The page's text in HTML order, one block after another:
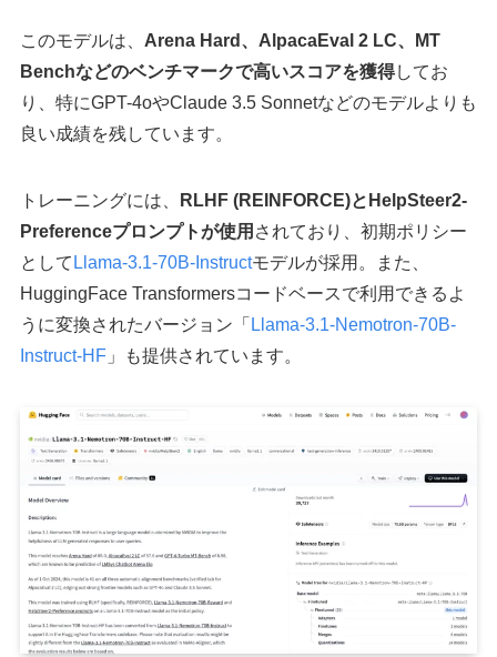
このモデルは、 Arena Hard、AlpacaEval 2 LC、MT
Benchなどのベンチマークで高いスコアを獲得してお
り、特にGPT-4oやClaude 3.5 Sonnetなどのモデルよりも
良い成績を残しています。
トレーニングには、
RLHF (REINFORCE)とHelpSteer2-
Preferenceプロンプトが使用 されており、初期ポリシー
として Llama-3.1-70B-Instructモデルが採用。また、
HuggingFace Transformersコードベースで利用できるよ
うに変換されたバージョン「 Llama-3.1-Nemotron-70B-
Instruct-HF」も提供されています。